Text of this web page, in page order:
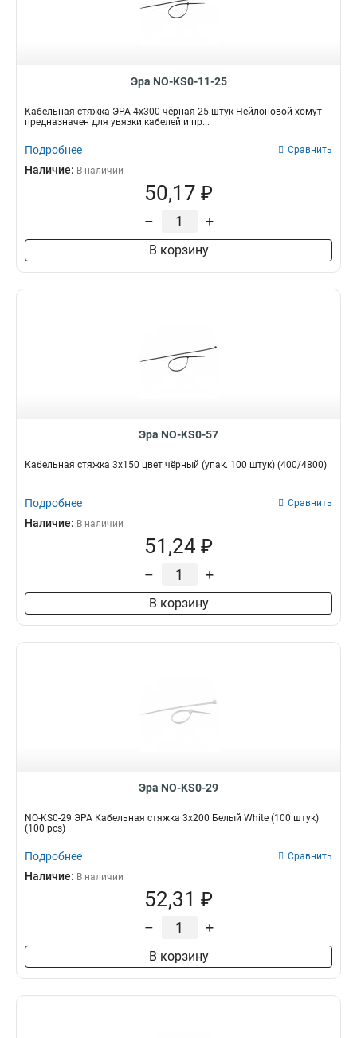
Эра NO-KS0-11-25
Кабельная стяжка ЭРА 4x300 чёрная 25 штук Нейлоновой хомут
предназначен для увязки кабелей и пр...
Подробнее Сравнить
Наличие: В наличии
50,17 ₽
– +
В корзину
Эра NO-KS0-57
Кабельная стяжка 3х150 цвет чёрный (упак. 100 штук) (400/4800)
Подробнее Сравнить
Наличие: В наличии
51,24 ₽
– +
В корзину
Эра NO-KS0-29
NO-KS0-29 ЭРА Кабельная стяжка 3x200 Белый White (100 штук)
(100 pcs)
Подробнее Сравнить
Наличие: В наличии
52,31 ₽
– +
В корзину